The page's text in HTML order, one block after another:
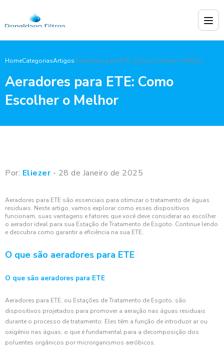
HomeCategoriasArtigosAeradores para ETE: Como Escolher o Melhor
Aeradores para ETE: Como
Escolher o Melhor
Por: Eliezer- 28 de Janeiro de 2025
Aeradores para ETE são essenciais para otimizar o tratamento de águas
residuais. Neste artigo, vamos explorar como esses dispositivos
funcionam, suas vantagens e fatores que você deve considerar ao escolher
o aerador ideal para sua Estação de Tratamento de Esgoto. Continue lendo
e descubra como garantir a eficiência na sua ETE.
O que são aeradores para ETE
O que são aeradores para ETE
Aeradores para ETE, ou Estações de Tratamento de Esgoto, são
dispositivos projetados para promover a aeração nas águas residuais
durante o processo de tratamento. Eles têm a função de introduzir ar ou
oxigênio nas águas, o que é fundamental para a decomposição dos
poluentes orgânicos por microrganismos aeróbicos.